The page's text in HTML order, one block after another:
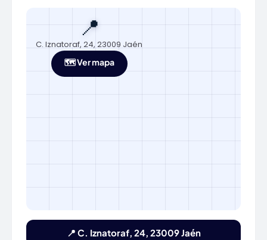
📍
C. Iznatoraf, 24, 23009 Jaén
🗺️ Ver mapa
📍 C. Iznatoraf, 24, 23009 Jaén